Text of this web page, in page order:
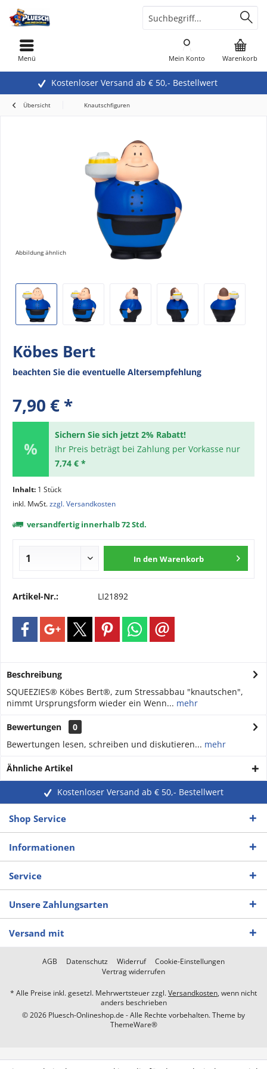
Kostenloser Versand ab € 50,- Bestellwert
Warenkorb
Mein Konto
Menü
Übersicht Knautschfiguren
Abbildung ähnlich
Köbes Bert
beachten Sie die eventuelle Altersempfehlung
7,90 € *
Sichern Sie sich jetzt 2% Rabatt!
Ihr Preis beträgt bei Zahlung per Vorkasse nur
7,74 € *
Inhalt: 1 Stück
inkl. MwSt.zzgl. Versandkosten
versandfertig innerhalb 72 Std.
In den Warenkorb
Artikel-Nr.: LI21892
Beschreibung
SQUEEZIES® Köbes Bert®, zum Stressabbau "knautschen",
nimmt Ursprungsform wieder ein Wenn... mehr
Bewertungen
0
Bewertungen lesen, schreiben und diskutieren... mehr
Ähnliche Artikel
Kostenloser Versand ab € 50,- Bestellwert
Shop Service
Informationen
Service
Unsere Zahlungsarten
Versand mit
AGB Datenschutz Widerruf
Cookie-Einstellungen
Vertrag widerrufen
* Alle Preise inkl. gesetzl. Mehrwertsteuer zzgl.Versandkosten, wenn nicht
anders beschrieben
© 2026 Pluesch-Onlineshop.de - Alle Rechte vorbehalten. Theme by
ThemeWare®